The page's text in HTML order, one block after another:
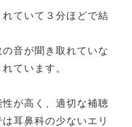
ていて３分ほどで結
音が聞き取れていな
ています。
が高く、適切な補聴
耳鼻科の少ないエリ